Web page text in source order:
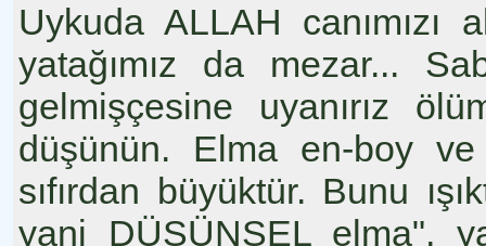
Uykuda ALLAH
yatağımız da mezar...
gelmişçesine uyanırız
düşünün. Elma en-boy ve
sıfırdan büyüktür. Bunu
yani DÜŞÜNSEL elma",